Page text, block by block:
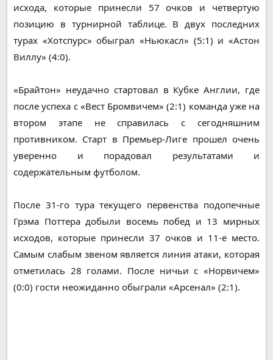
исхода, которые принесли 57 очков и четвертую
позицию в турнирной таблице. В двух последних
турах «Хотспурс» обыграл «Ньюкасл» (5:1) и «Астон
Виллу» (4:0).
«Брайтон» неудачно стартовал в Кубке Англии, где
после успеха с «Вест Бромвичем» (2:1) команда уже на
втором этапе не справилась с сегодняшним
противником. Старт в Премьер-Лиге прошел очень
уверенно и порадовал результатами и
содержательным футболом.
После 31-го тура текущего первенства подопечные
Грэма Поттера добыли восемь побед и 13 мирных
исходов, которые принесли 37 очков и 11-е место.
Самым слабым звеном является линия атаки, которая
отметилась 28 голами. После ничьи с «Норвичем»
(0:0) гости неожиданно обыграли «Арсенал» (2:1).